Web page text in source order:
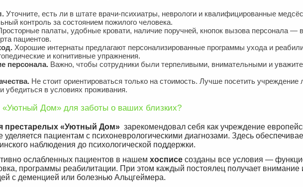
Уточните, есть ли в штате врачи-психиатры, неврологи и квалифицированные
контроль за состоянием пожилого человека.
палаты, удобные кровати, наличие поручней, кнопок вызова персонала —
пациентов.
Хорошие интернаты предлагают персонализированные программы ухода и
и когнитивные упражнения.
персонала. Важно, чтобы сотрудники были терпеливыми, внимательными и
Не стоит ориентироваться только на стоимость. Лучше посетить учреждение
убедиться в условиях проживания.
«Уютный Дом» для заботы о ваших близких?
престарелых «Уютный Дом» зарекомендовал себя как учреждение
пациентам с психоневрологическими диагнозами. Здесь
наблюдения до психологической поддержки.
ослабленных пациентов в нашем хосписе созданы все условия —
программы реабилитации. При этом каждый постоялец получает внимание
с деменцией или болезнью Альцгеймера.